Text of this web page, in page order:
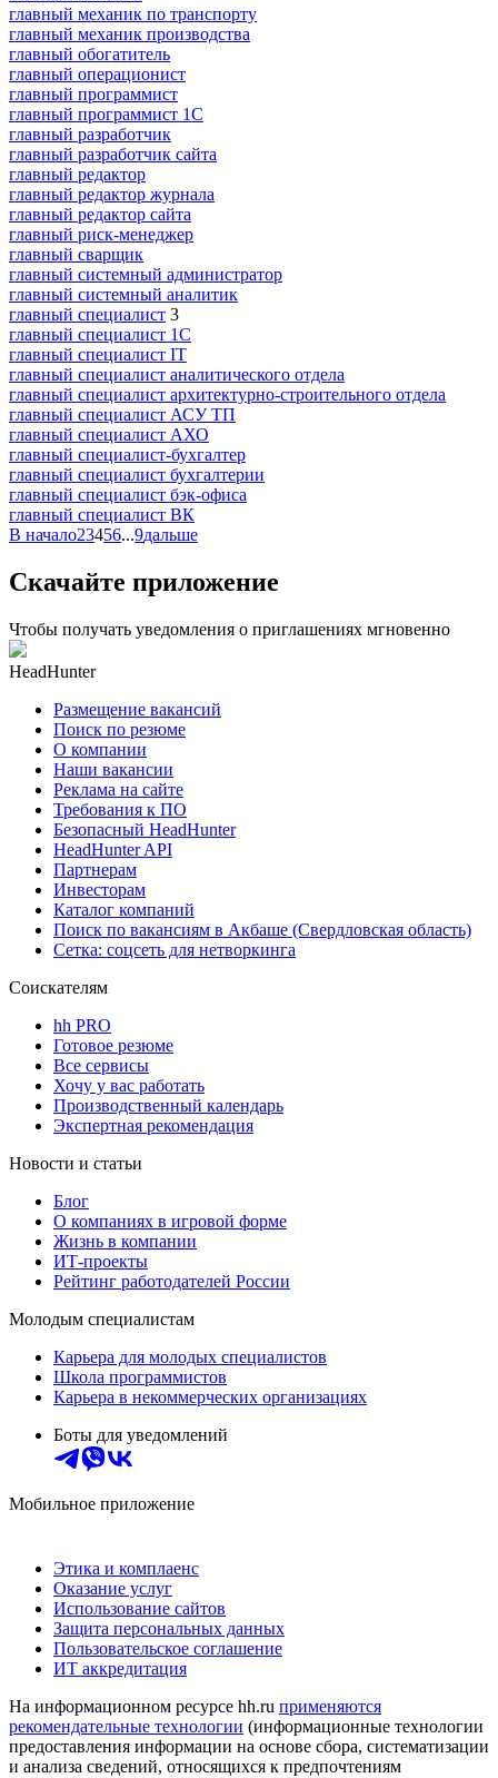
главный механик по транспорту
главный механик производства
главный обогатитель
главный операционист
главный программист
главный программист 1С
главный разработчик
главный разработчик сайта
главный редактор
главный редактор журнала
главный редактор сайта
главный риск-менеджер
главный сварщик
главный системный администратор
главный системный аналитик
главный специалист 3
главный специалист 1С
главный специалист IT
главный специалист аналитического отдела
главный специалист архитектурно-строительного отдела
главный специалист АСУ ТП
главный специалист АХО
главный специалист-бухгалтер
главный специалист бухгалтерии
главный специалист бэк-офиса
главный специалист ВК
В начало23456...9дальше
Скачайте приложение
Чтобы получать уведомления о приглашениях мгновенно
HeadHunter
Размещение вакансий
Поиск по резюме
О компании
Наши вакансии
Реклама на сайте
Требования к ПО
Безопасный HeadHunter
HeadHunter API
Партнерам
Инвесторам
Каталог компаний
Поиск по вакансиям в Акбаше (Свердловская область)
Сетка: соцсеть для нетворкинга
Соискателям
hh PRO
Готовое резюме
Все сервисы
Хочу у вас работать
Производственный календарь
Экспертная рекомендация
Новости и статьи
Блог
О компаниях в игровой форме
Жизнь в компании
ИТ-проекты
Рейтинг работодателей России
Молодым специалистам
Карьера для молодых специалистов
Школа программистов
Карьера в некоммерческих организациях
Боты для уведомлений
Мобильное приложение
Этика и комплаенс
Оказание услуг
Использование сайтов
Защита персональных данных
Пользовательское соглашение
ИТ аккредитация
На информационном ресурсе hh.ru применяются
рекомендательные технологии (информационные технологии
предоставления информации на основе сбора, систематизации
и анализа сведений, относящихся к предпочтениям